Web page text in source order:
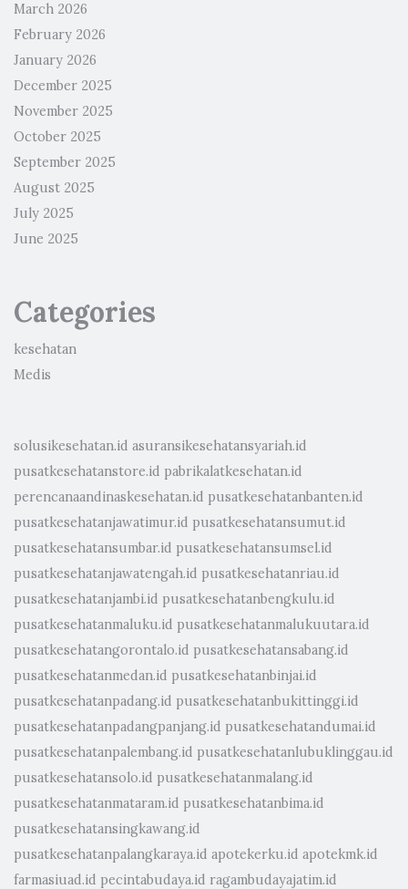
March 2026
February 2026
January 2026
December 2025
November 2025
October 2025
September 2025
August 2025
July 2025
June 2025
Categories
kesehatan
Medis
solusikesehatan.id asuransikesehatansyariah.id
pusatkesehatanstore.id pabrikalatkesehatan.id
perencanaandinaskesehatan.id pusatkesehatanbanten.id
pusatkesehatanjawatimur.id pusatkesehatansumut.id
pusatkesehatansumbar.id pusatkesehatansumsel.id
pusatkesehatanjawatengah.id pusatkesehatanriau.id
pusatkesehatanjambi.id pusatkesehatanbengkulu.id
pusatkesehatanmaluku.id pusatkesehatanmalukuutara.id
pusatkesehatangorontalo.id pusatkesehatansabang.id
pusatkesehatanmedan.id pusatkesehatanbinjai.id
pusatkesehatanpadang.id pusatkesehatanbukittinggi.id
pusatkesehatanpadangpanjang.id pusatkesehatandumai.id
pusatkesehatanpalembang.id pusatkesehatanlubuklinggau.id
pusatkesehatansolo.id pusatkesehatanmalang.id
pusatkesehatanmataram.id pusatkesehatanbima.id
pusatkesehatansingkawang.id
pusatkesehatanpalangkaraya.id apotekerku.id apotekmk.id
farmasiuad.id pecintabudaya.id ragambudayajatim.id